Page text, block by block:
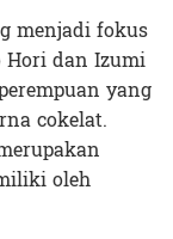
menjadi fokus
dan Izumi
yang
cokelat.
oleh